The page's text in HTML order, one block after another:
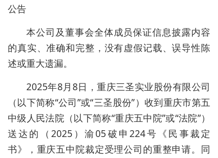
公告
本公司及董事会全体成员保证信息披露内容
的真实、准确和完整，没有虚假记载、误导性陈
述或重大遗漏。
2025年8月8日，重庆三圣实业股份有限公司
（以下简称“公司”或“三圣股份”）收到重庆市第五
中级人民法院（以下简称“重庆五中院”或“法院”）
送达的（2025）渝05破申224号《民事裁定
书》，重庆五中院裁定受理公司的重整申请。同